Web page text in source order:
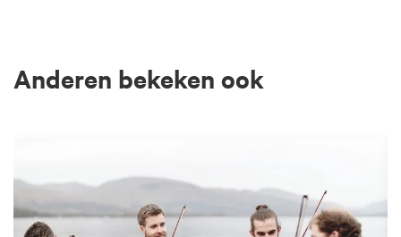
Anderen bekeken ook